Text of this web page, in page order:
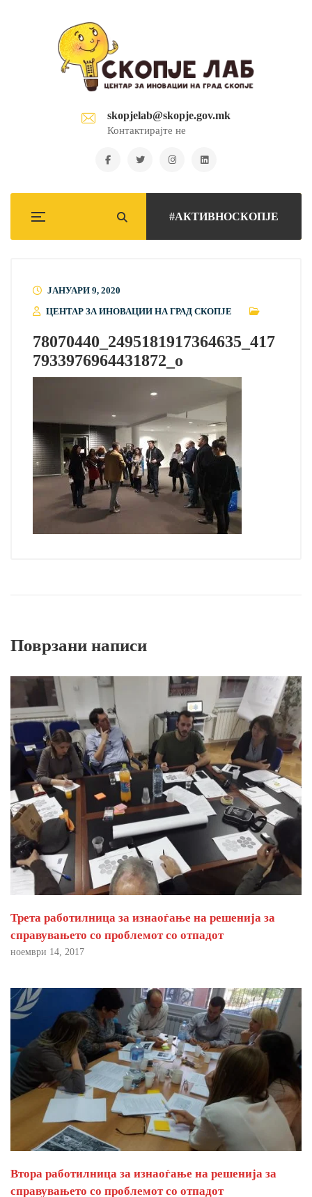
skopjelab@skopje.gov.mk
Контактирајте не
#АКТИВНОСКОПЈЕ
ЈАНУАРИ 9, 2020
ЦЕНТАР ЗА ИНОВАЦИИ НА ГРАД СКОПЈЕ
78070440_2495181917364635_417
7933976964431872_o
Поврзани написи
Трета работилница за изнаоѓање на решенија за
справувањето со проблемот со отпадот
ноември 14, 2017
Втора работилница за изнаоѓање на решенија за
справувањето со проблемот со отпадот